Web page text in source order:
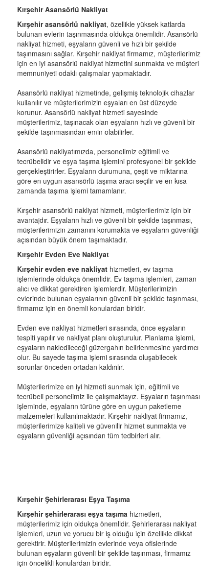
Kırşehir Asansörlü Nakliyat
Kırşehir asansörlü nakliyat, özellikle yüksek katlarda
bulunan evlerin taşınmasında oldukça önemlidir. Asansörlü
nakliyat hizmeti, eşyaların güvenli ve hızlı bir şekilde
taşınmasını sağlar. Kırşehir nakliyat firmamız, müşterilerimiz
için en iyi asansörlü nakliyat hizmetini sunmakta ve müşteri
memnuniyeti odaklı çalışmalar yapmaktadır.
Asansörlü nakliyat hizmetinde, gelişmiş teknolojik cihazlar
kullanılır ve müşterilerimizin eşyaları en üst düzeyde
korunur. Asansörlü nakliyat hizmeti sayesinde
müşterilerimiz, taşınacak olan eşyaların hızlı ve güvenli bir
şekilde taşınmasından emin olabilirler.
Asansörlü nakliyatımızda, personelimiz eğitimli ve
tecrübelidir ve eşya taşıma işlemini profesyonel bir şekilde
gerçekleştirirler. Eşyaların durumuna, çeşit ve miktarına
göre en uygun asansörlü taşıma aracı seçilir ve en kısa
zamanda taşıma işlemi tamamlanır.
Kırşehir asansörlü nakliyat hizmeti, müşterilerimiz için bir
avantajdır. Eşyaların hızlı ve güvenli bir şekilde taşınması,
müşterilerimizin zamanını korumakta ve eşyaların güvenliği
açısından büyük önem taşımaktadır.
Kırşehir Evden Eve Nakliyat
Kırşehir evden eve nakliyat hizmetleri, ev taşıma
işlemlerinde oldukça önemlidir. Ev taşıma işlemleri, zaman
alıcı ve dikkat gerektiren işlemlerdir. Müşterilerimizin
evlerinde bulunan eşyalarının güvenli bir şekilde taşınması,
firmamız için en önemli konulardan biridir.
Evden eve nakliyat hizmetleri sırasında, önce eşyaların
tespiti yapılır ve nakliyat planı oluşturulur. Planlama işlemi,
eşyaların nakledileceği güzergahın belirlenmesine yardımcı
olur. Bu sayede taşıma işlemi sırasında oluşabilecek
sorunlar önceden ortadan kaldırılır.
Müşterilerimize en iyi hizmeti sunmak için, eğitimli ve
tecrübeli personelimiz ile çalışmaktayız. Eşyaların taşınması
işleminde, eşyaların türüne göre en uygun paketleme
malzemeleri kullanılmaktadır. Kırşehir nakliyat firmamız,
müşterilerimize kaliteli ve güvenilir hizmet sunmakta ve
eşyaların güvenliği açısından tüm tedbirleri alır.
Kırşehir Şehirlerarası Eşya Taşıma
Kırşehir şehirlerarası eşya taşıma hizmetleri,
müşterilerimiz için oldukça önemlidir. Şehirlerarası nakliyat
işlemleri, uzun ve yorucu bir iş olduğu için özellikle dikkat
gerektirir. Müşterilerimizin evlerinde veya ofislerinde
bulunan eşyaların güvenli bir şekilde taşınması, firmamız
için öncelikli konulardan biridir.